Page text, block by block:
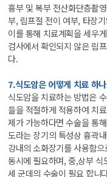
흉부 및 복부 전산화단층촬
부, 림프절 전이 여부, 타장
이를 통해 치료계획을 세우
검사에서 확인되지 않은 림
다.
7.식도암은 어떻게 치료 하
식도암을 치료하는 방법은
들을 적절하게 적용하여 치
제가 가능하다면 수술을 통
도라는 장기의 특성상 흉곽
강내의 소화장기를 사용함
동시에 필요하며, 중,상부
세 군데의 수술이 필요 합니